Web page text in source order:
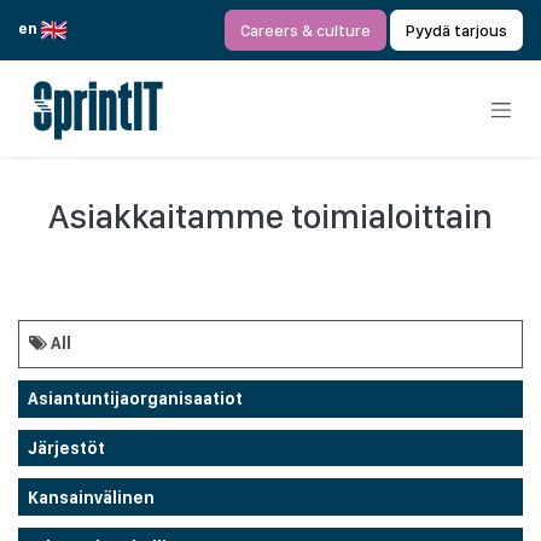
en
Careers & culture Pyydä tarjous
Asiakkaitamme toimialoittain
All
Asiantuntijaorganisaatiot
Järjestöt
Kansainvälinen